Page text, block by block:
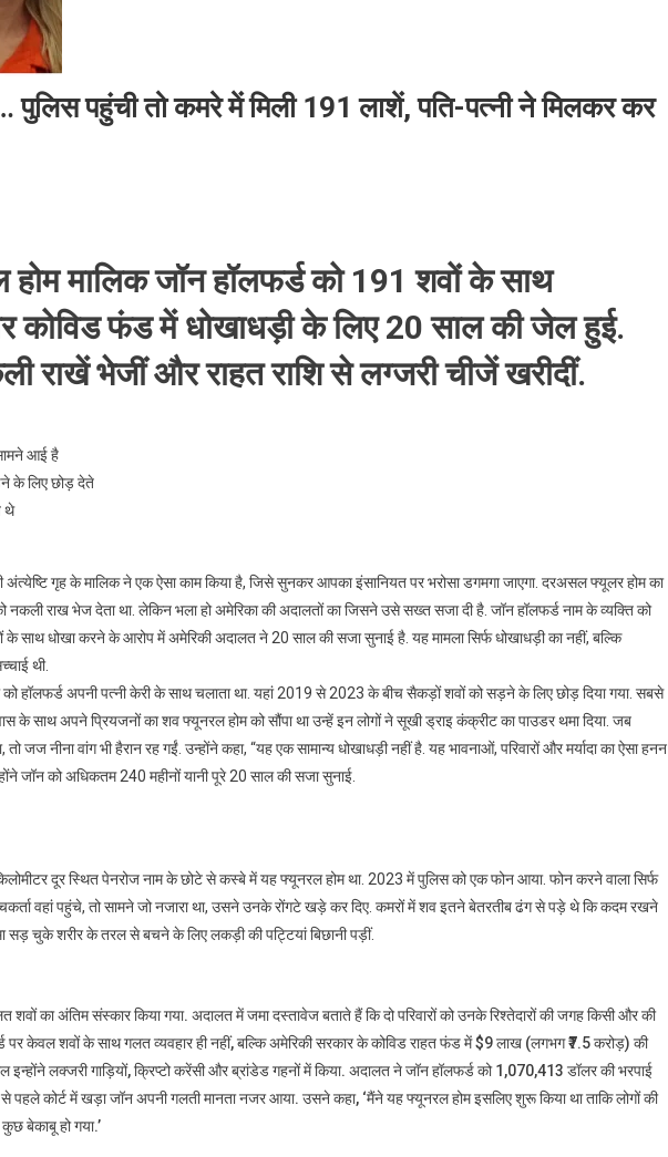
पुलिस पहुंची तो कमरे में मिली 191 लाशें, पति-पत्नी ने मिलकर कर
होम मालिक जॉन हॉलफर्ड को 191 शवों के साथ
कोविड फंड में धोखाधड़ी के लिए 20 साल की जेल हुई.
राखें भेजीं और राहत राशि से लग्जरी चीजें खरीदीं.
आई है
के लिए छोड़ देते
थे
अंत्येष्टि गृह के मालिक ने एक ऐसा काम किया है, जिसे सुनकर आपका इंसानियत पर भरोसा डगमगा जाएगा. दरअसल फ्यूलर होम का
नकली राख भेज देता था. लेकिन भला हो अमेरिका की अदालतों का जिसने उसे सख्त सजा दी है. जॉन हॉलफर्ड नाम के व्यक्ति को
के साथ धोखा करने के आरोप में अमेरिकी अदालत ने 20 साल की सजा सुनाई है. यह मामला सिर्फ धोखाधड़ी का नहीं, बल्कि
थी.
को हॉलफर्ड अपनी पत्नी केरी के साथ चलाता था. यहां 2019 से 2023 के बीच सैकड़ों शवों को सड़ने के लिए छोड़ दिया गया. सबसे
के साथ अपने प्रियजनों का शव फ्यूनरल होम को सौंपा था उन्हें इन लोगों ने सूखी ड्राइ कंक्रीट का पाउडर थमा दिया. जब
जज नीना वांग भी हैरान रह गईं. उन्होंने कहा, “यह एक सामान्य धोखाधड़ी नहीं है. यह भावनाओं, परिवारों और मर्यादा का ऐसा हनन
जॉन को अधिकतम 240 महीनों यानी पूरे 20 साल की सजा सुनाई.
दूर स्थित पेनरोज नाम के छोटे से कस्बे में यह फ्यूनरल होम था. 2023 में पुलिस को एक फोन आया. फोन करने वाला सिर्फ
वहां पहुंचे, तो सामने जो नजारा था, उसने उनके रोंगटे खड़े कर दिए. कमरों में शव इतने बेतरतीब ढंग से पड़े थे कि कदम रखने
सड़ चुके शरीर के तरल से बचने के लिए लकड़ी की पट्टियां बिछानी पड़ीं.
का अंतिम संस्कार किया गया. अदालत में जमा दस्तावेज बताते हैं कि दो परिवारों को उनके रिश्तेदारों की जगह किसी और की
पर केवल शवों के साथ गलत व्यवहार ही नहीं, बल्कि अमेरिकी सरकार के कोविड राहत फंड में $9 लाख (लगभग ₹7.5 करोड़) की
इन्होंने लक्जरी गाड़ियों, क्रिप्टो करेंसी और ब्रांडेड गहनों में किया. अदालत ने जॉन हॉलफर्ड को 1,070,413 डॉलर की भरपाई
कोर्ट में खड़ा जॉन अपनी गलती मानता नजर आया. उसने कहा, ‘मैंने यह फ्यूनरल होम इसलिए शुरू किया था ताकि लोगों की
बेकाबू हो गया.’